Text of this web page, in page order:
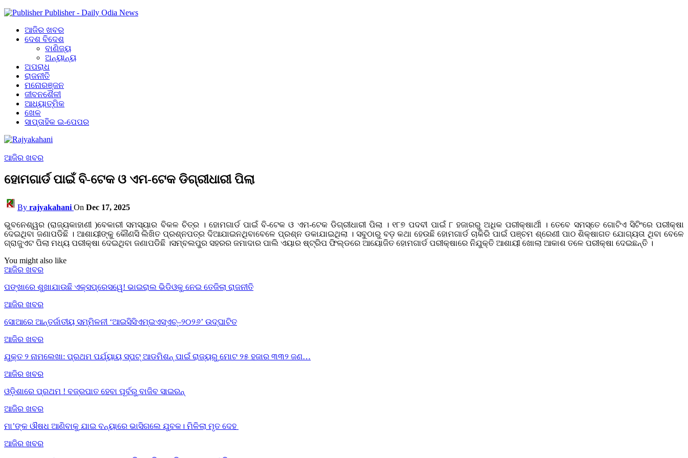
Publisher - Daily Odia News
ଆଜିର ଖବର
ଦେଶ ବିଦେଶ
ବାଣିଜ୍ୟ
ଅନ୍ୟାନ୍ୟ
ଅପରାଧ
ରାଜନୀତି
ମନୋରଞ୍ଜନ
ଜୀବନଶୈଳୀ
ଆଧ୍ୟାତ୍ମିକ
ଖେଳ
ସାପ୍ତାହିକ ଇ-ପେପର
ଆଜିର ଖବର
ହୋମଗାର୍ଡ ପାଇଁ ବି-ଟେକ ଓ ଏମ-ଟେକ ଡିଗ୍ରୀଧାରୀ ପିଲା
By rajyakahani On Dec 17, 2025
ଭୁବନେଶ୍ୱର (ରାଜ୍ୟକାହାଣୀ )ବେକାରୀ ସମସ୍ୟାର ବିକଳ ଚିତ୍ର । ହୋମଗାର୍ଡ ପାଇଁ ବି-ଟେକ ଓ ଏମ-ଟେକ ଡିଗ୍ରୀଧାରୀ ପିଲା । ୧୮୭ ପଦବୀ ପାଇଁ ୮ ହଜାରରୁ ଅଧିକ ପରୀକ୍ଷାର୍ଥୀ । ତେବେ ସମସ୍ତେ ଗୋଟିଏ ସିଟିଂରେ ପରୀକ୍ଷା
ଦେଇଥିବା ଜଣାପଡିଛି । ଆଶାୟୀଙ୍କୁ କୌଣସି ଲିଖିତ ପ୍ରଶ୍ନପତ୍ର ଦିଆଯାଇନଥିବାବେଳେ ପ୍ରଶ୍ନ ଡକାଯାଇଥିଲା । ସବୁଠାରୁ ବଡ଼ କଥା ହେଉଛି ହୋମଗାର୍ଡ ଚାକିରି ପାଇଁ ପଞ୍ଚମ ଶ୍ରେଣୀ ପାଠ ଶିକ୍ଷାଗତ ଯୋଗ୍ୟତା ଥିବା ବେଳେ
ଗ୍ରାଜୁଏଟ ପିଲା ମଧ୍ୟ ପରୀକ୍ଷା ଦେଇଥିବା ଜଣାପଡିଛି ।ସମ୍ବଲପୁର ସହରର ଜମାଦାର ପାଲି ଏୟାର ଷ୍ଟ୍ରିପ ଫିଲ୍ଡରେ ଆୟୋଜିତ ହୋମଗାର୍ଡ ପରୀକ୍ଷାରେ ନିଯୁକ୍ତି ଆଶାୟୀ ଖୋଲା ଆକାଶ ତଳେ ପରୀକ୍ଷା ଦେଇଛନ୍ତି ।
You might also like
ଆଜିର ଖବର
ପଙ୍ଖାରେ ଶୁଖାଯାଉଛି ଏକ୍ସପ୍ରେସୱେ! ଭାଇରାଲ ଭିଡିଓକୁ ନେଇ ତେଜିଲା ରାଜନୀତି
ଆଜିର ଖବର
ସୋଆରେ ଆନ୍ତର୍ଜାତୀୟ ସମ୍ମିଳନୀ ‘ଆଇସିସିଏମ୍‌ଇଏସ୍‌ଏଚ୍‌–୨୦୨୬’ ଉଦ୍‌ଘାଟିତ
ଆଜିର ଖବର
ଯୁକ୍ତ ୨ ନାମଲେଖା: ପ୍ରଥମ ପର୍ଯ୍ୟାୟ ସ୍ପଟ୍ ଆଡମିଶନ୍ ପାଇଁ ରାଜ୍ୟରୁ ମୋଟ ୨୫ ହଜାର ୩୩୨ ଜଣ…
ଆଜିର ଖବର
ଓଡ଼ିଶାରେ ପ୍ରଥମ ! ବଜ୍ରପାତ ହେବା ପୂର୍ବରୁ ବାଜିବ ସାଇରନ୍
ଆଜିର ଖବର
ମା’ଙ୍କ ଔଷଧ ଆଣିବାକୁ ଯାଇ ବନ୍ୟାରେ ଭାସିଗଲେ ଯୁବକ। ମିଳିଲା ମୃତ ଦେହ
ଆଜିର ଖବର